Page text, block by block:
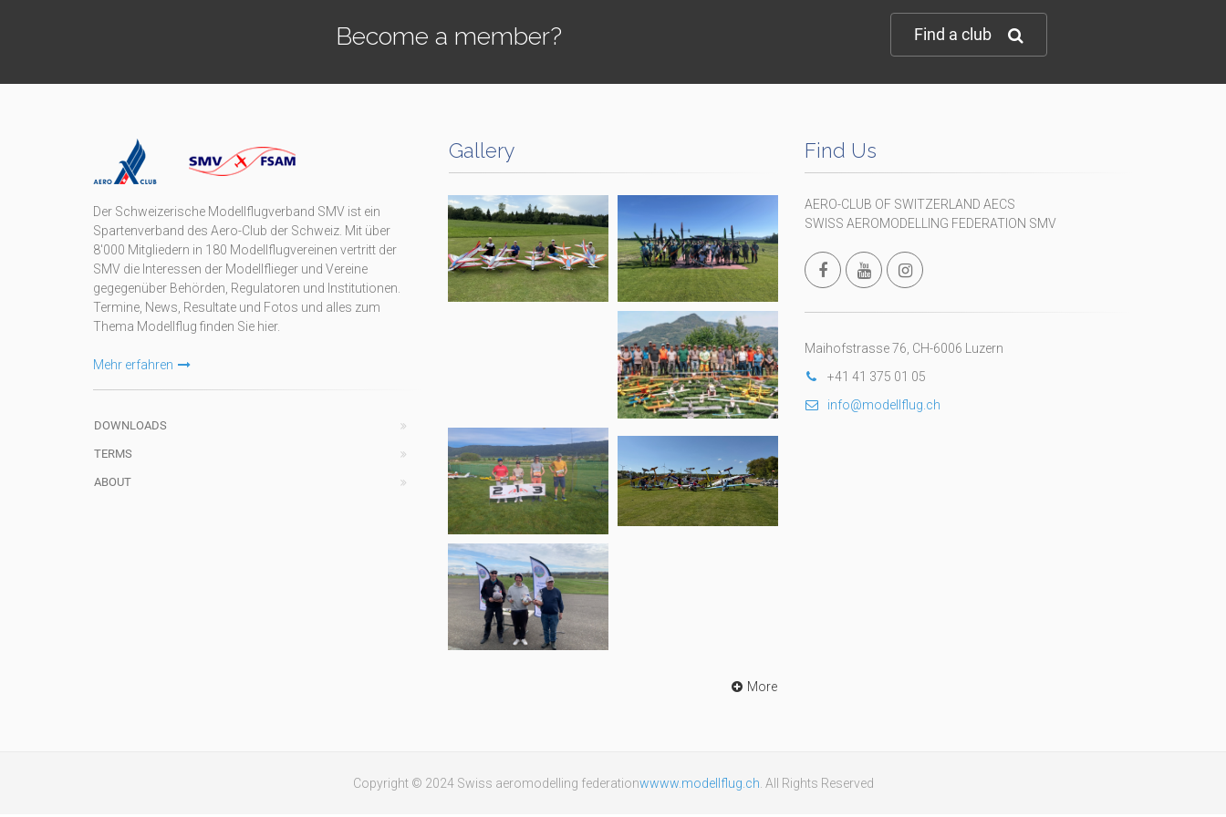
Become a member? Find a club
Der Schweizerische Modellflugverband SMV ist ein
Spartenverband des Aero-Club der Schweiz. Mit über
8'000 Mitgliedern in 180 Modellflugvereinen vertritt der
SMV die Interessen der Modellflieger und Vereine
gegegenüber Behörden, Regulatoren und Institutionen.
Termine, News, Resultate und Fotos und alles zum
Thema Modellflug finden Sie hier.
Mehr erfahren
DOWNLOADS
TERMS
ABOUT
Gallery
More
Find Us
AERO-CLUB OF SWITZERLAND AECS
SWISS AEROMODELLING FEDERATION SMV
Maihofstrasse 76, CH-6006 Luzern
+41 41 375 01 05
info@modellflug.ch
Copyright © 2024 Swiss aeromodelling federationwwww.modellflug.ch . All Rights Reserved